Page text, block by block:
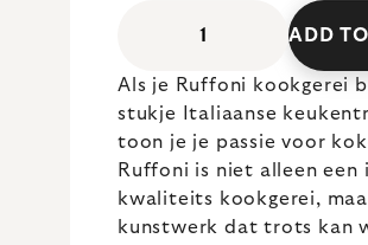
ADD
Als je Ruffoni kookgerei
stukje Italiaanse
toon je je passie voor
Ruffoni is niet alleen een
kwaliteits kookgerei,
kunstwerk dat trots kan